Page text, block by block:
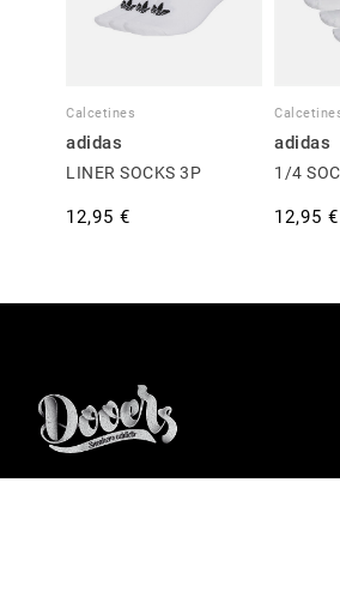
Calcetines
adidas
LINER SOCKS 3P
12,95 €
adidas
1/4
12,95 €